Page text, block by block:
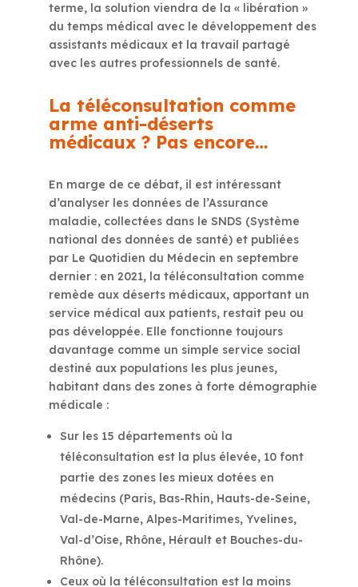
terme, la solution viendra de la « libération »
du temps médical avec le développement des
assistants médicaux et la travail partagé
avec les autres professionnels de santé.
La téléconsultation comme
arme anti-déserts
médicaux ? Pas encore…
En marge de ce débat, il est intéressant
d’analyser les données de l’Assurance
maladie, collectées dans le SNDS (Système
national des données de santé) et publiées
par Le Quotidien du Médecin en septembre
dernier : en 2021, la téléconsultation comme
remède aux déserts médicaux, apportant un
service médical aux patients, restait peu ou
pas développée. Elle fonctionne toujours
davantage comme un simple service social
destiné aux populations les plus jeunes,
habitant dans des zones à forte démographie
médicale :
Sur les 15 départements où la
téléconsultation est la plus élevée, 10 font
partie des zones les mieux dotées en
médecins (Paris, Bas-Rhin, Hauts-de-Seine,
Val-de-Marne, Alpes-Maritimes, Yvelines,
Val-d’Oise, Rhône, Hérault et Bouches-du-
Rhône).
Ceux où la téléconsultation est la moins